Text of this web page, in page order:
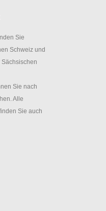
Sie
Schweiz und
Sie nach
Alle
Sie auch